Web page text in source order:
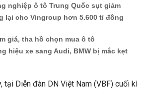
nghiệp ô tô Trung Quốc sụt giảm
lại cho Vingroup hơn 5.600 tỉ đồng
giá, tha hồ chọn mua ô tô
hiệu xe sang Audi, BMW bị mắc kẹt
tại Diễn đàn DN Việt Nam (VBF) cuối kì